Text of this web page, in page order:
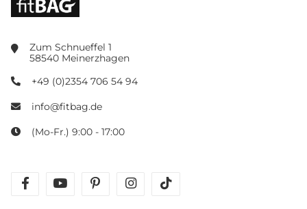
Zum Schnueffel 1
58540 Meinerzhagen
+49 (0)2354 706 54 94
info@fitbag.de
(Mo-Fr.) 9:00 - 17:00
facebookyoutubepinterestinstagram